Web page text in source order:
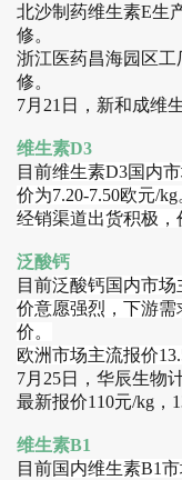
北沙制药维生素E生
修。
浙江医药昌海园区
修。
7月21日，新和成维
维生素D3
目前维生素D3国内
价为7.20-7.50欧元/
经销渠道出货积极，
泛酸钙
目前泛酸钙国内市场
价意愿强烈，下游
价。
欧洲市场主流报价
7月25日，华辰生物
最新报价110元/kg，
维生素B1
目前国内维生素B1